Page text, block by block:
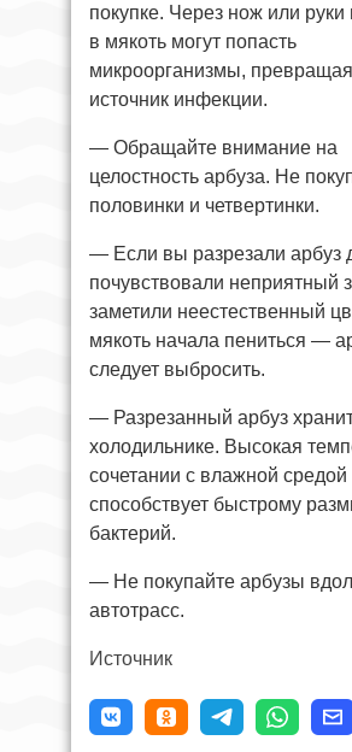
покупке. Через нож или руки
в мякоть могут попасть
микроорганизмы,
источник инфекции.
— Обращайте внимание на
целостность арбуза. Не
половинки и четвертинки.
— Если вы разрезали арбуз
почувствовали неприятный
заметили неестественный
мякоть начала пениться —
следует выбросить.
— Разрезанный арбуз
холодильнике. Высокая
сочетании с влажной средой
способствует быстрому
бактерий.
— Не покупайте арбузы
автотрасс.
Источник